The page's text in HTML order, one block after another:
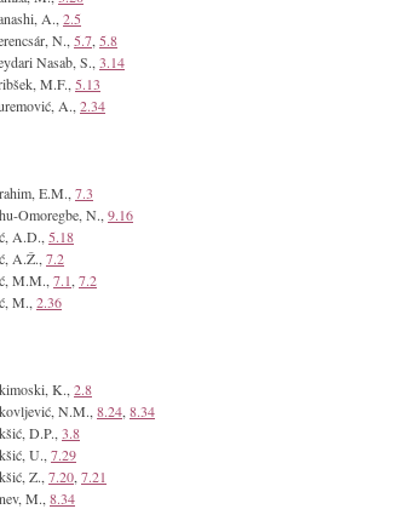
A., 2.5
N., 5.7 5.8
Nasab, S., 3.14
M.F., 5.13
A., 2.34
E.M., 7.3
Omoregbe, N., 9.16
A.D., 5.18
A.Ž., 7.2
M.M., 7.1 7.2
M., 2.36
K., 2.8
N.M., 8.24 8.34
D.P., 3.8
U., 7.29
Z., 7.20 7.21
M., 8.34